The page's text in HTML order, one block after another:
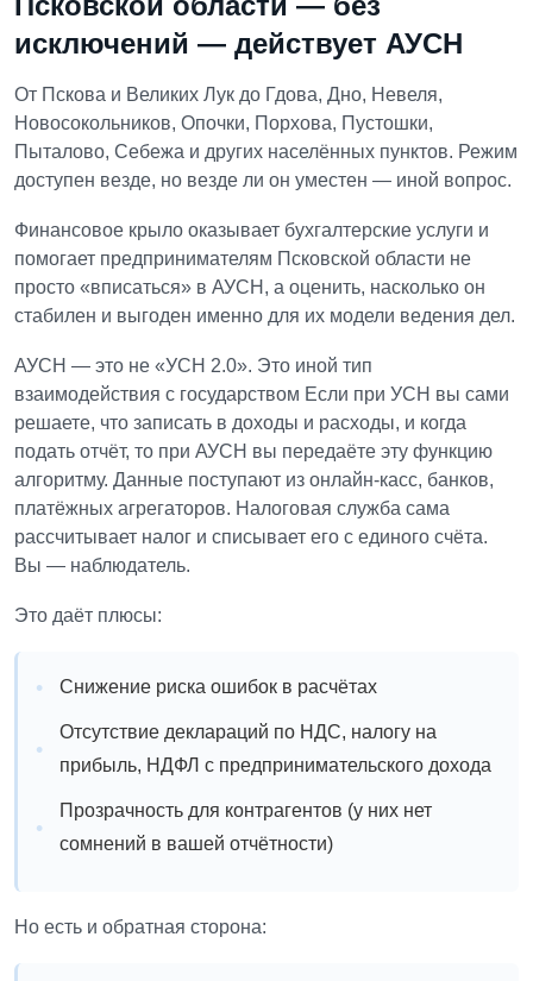
исключений — действует АУСН
От Пскова и Великих Лук до Гдова, Дно, Невеля,
Новосокольников, Опочки, Порхова, Пустошки,
Пыталово, Себежа и других населённых пунктов. Режим
доступен везде, но везде ли он уместен — иной вопрос.
Финансовое крыло оказывает бухгалтерские услуги и
помогает предпринимателям Псковской области не
просто «вписаться» в АУСН, а оценить, насколько он
стабилен и выгоден именно для их модели ведения дел.
АУСН — это не «УСН 2.0». Это иной тип
взаимодействия с государством Если при УСН вы сами
решаете, что записать в доходы и расходы, и когда
подать отчёт, то при АУСН вы передаёте эту функцию
алгоритму. Данные поступают из онлайн-касс, банков,
платёжных агрегаторов. Налоговая служба сама
рассчитывает налог и списывает его с единого счёта.
Вы — наблюдатель.
Это даёт плюсы:
Снижение риска ошибок в расчётах
Отсутствие деклараций по НДС, налогу на
прибыль, НДФЛ с предпринимательского дохода
Прозрачность для контрагентов (у них нет
сомнений в вашей отчётности)
Но есть и обратная сторона: